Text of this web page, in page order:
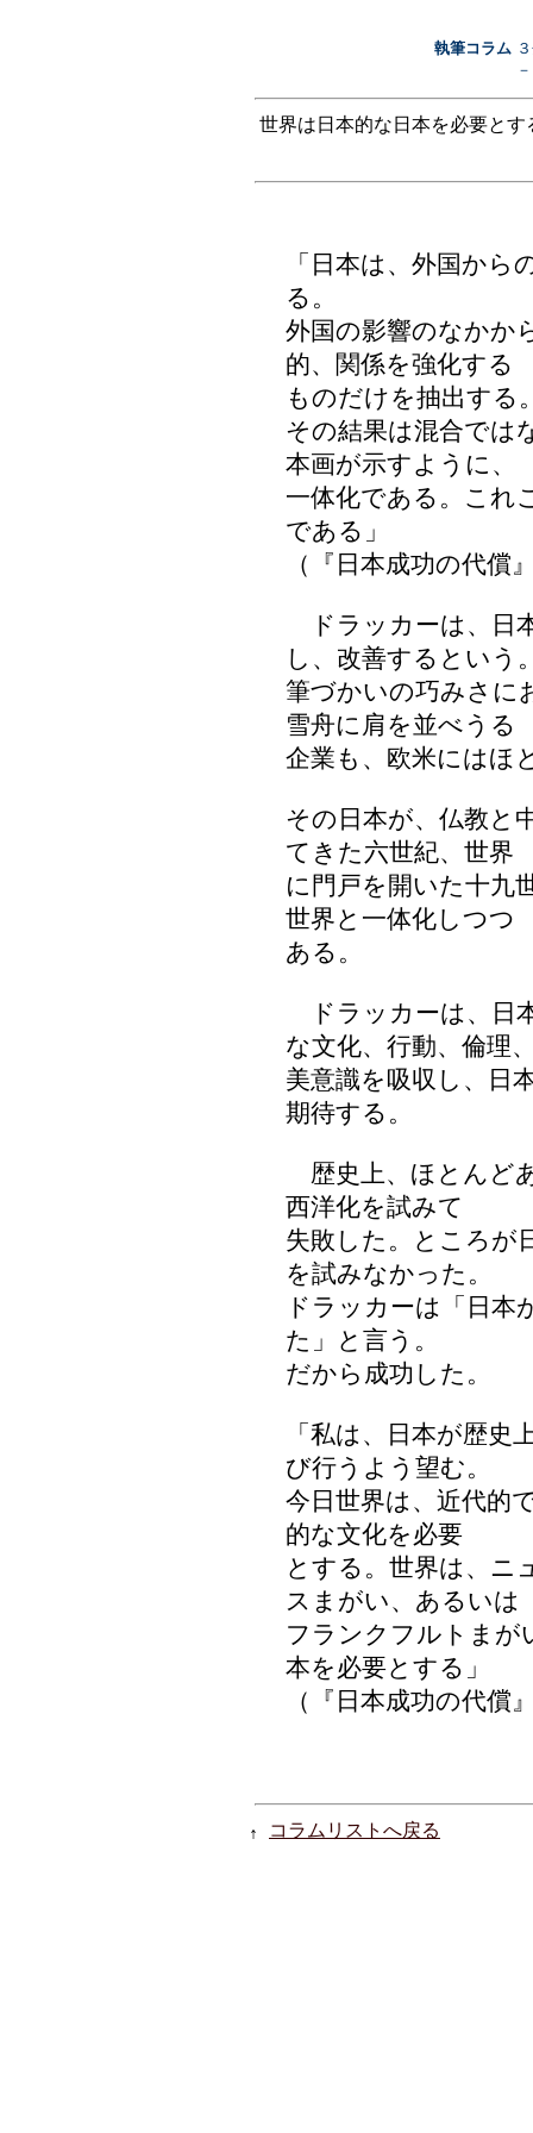
執筆コラム
世界は日本的な日本を必要とす
「日本は、外国から
る。
外国の影響のなかか
的、関係を強化する
ものだけを抽出する
その結果は混合では
本画が示すように、
一体化である。これ
である」
（『日本成功の代償
ドラッカーは、日
し、改善するという
筆づかいの巧みさに
雪舟に肩を並べうる
企業も、欧米にはほ
その日本が、仏教と
てきた六世紀、世界
に門戸を開いた十九
世界と一体化しつつ
ある。
ドラッカーは、日
な文化、行動、倫理
美意識を吸収し、日
期待する。
歴史上、ほとんど
西洋化を試みて
失敗した。ところが
を試みなかった。
ドラッカーは「日本
た」と言う。
だから成功した。
「私は、日本が歴
び行うよう望む。
今日世界は、近代的
的な文化を必要
とする。世界は、ニ
スまがい、あるいは
フランクフルトまが
本を必要とする」
（『日本成功の代償
コラムリストへ戻る